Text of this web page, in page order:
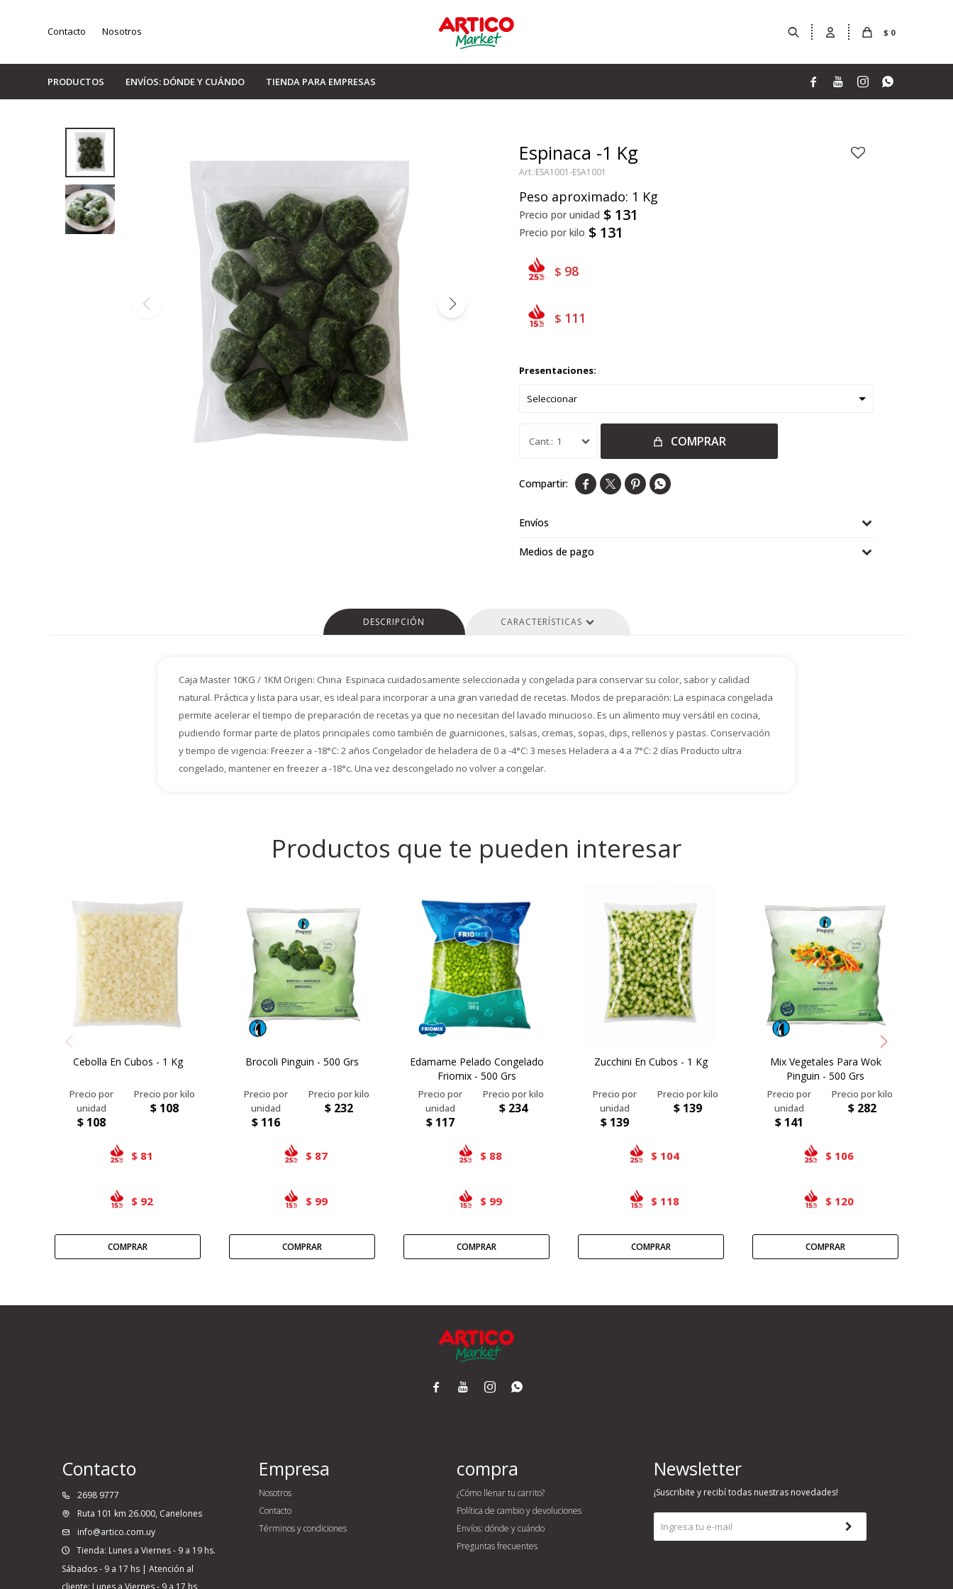
PRODUCTOS ENVÍOS: DÓNDE Y CUÁNDO TIENDA PARA EMPRESAS
$ 0
   
Contacto Nosotros
Espinaca -1 Kg
ESA1001-ESA1001
Peso aproximado: 1 Kg
$ 131
$ 131
$ 98
$ 111
Presentaciones:
1 COMPRAR
   
Envíos
Medios de pago
DESCRIPCIÓN CARACTERÍSTICAS
Caja Master 10KG / 1KM Origen: China ​ Espinaca cuidadosamente seleccionada y congelada para conservar su color, sabor y calidad
natural. Práctica y lista para usar, es ideal para incorporar a una gran variedad de recetas. Modos de preparación: La espinaca congelada
permite acelerar el tiempo de preparación de recetas ya que no necesitan del lavado minucioso. Es un alimento muy versátil en cocina,
pudiendo formar parte de platos principales como también de guarniciones, salsas, cremas, sopas, dips, rellenos y pastas. Conservación
y tiempo de vigencia: Freezer a -18°C: 2 años Congelador de heladera de 0 a -4°C: 3 meses Heladera a 4 a 7°C: 2 días Producto ultra
congelado, mantener en freezer a -18°c. Una vez descongelado no volver a congelar.
Productos que te pueden interesar
Cebolla En Cubos - 1 Kg
$ 108
$ 108
$ 81
$ 92
Brocoli Pinguin - 500 Grs
$ 116
$ 232
$ 87
$ 99
Edamame Pelado Congelado
Friomix - 500 Grs
$ 117
$ 234
$ 88
$ 99
Zucchini En Cubos - 1 Kg
$ 139
$ 139
$ 104
$ 118
Mix Vegetales Para Wok
Pinguin - 500 Grs
$ 141
$ 282
$ 106
$ 120
   
Contacto
2698 9777
Ruta 101 km 26.000, Canelones
info@artico.com.uy
Tienda: Lunes a Viernes - 9 a 19 hs.
Sábados - 9 a 17 hs | Atención al
cliente: Lunes a Viernes - 9 a 17 hs
Empresa
Nosotros
Contacto
Términos y condiciones
compra
¿Cómo llenar tu carrito?
Política de cambio y devoluciones
Envíos: dónde y cuándo
Preguntas frecuentes
Newsletter
¡Suscribite y recibí todas nuestras novedades!